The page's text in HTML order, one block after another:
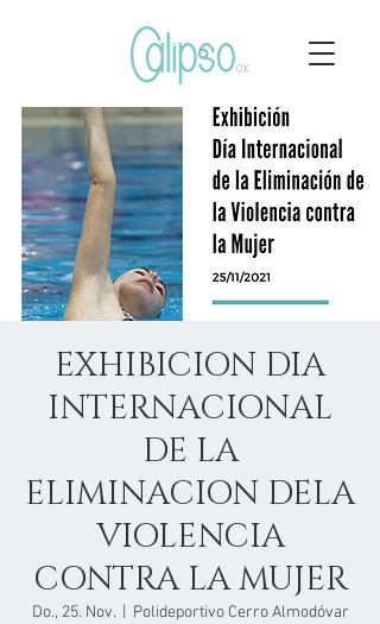
EXHIBICION DIA
INTERNACIONAL
DE LA
ELIMINACION DELA
VIOLENCIA
CONTRA LA MUJER
Do., 25. Nov.
  |
Polideportivo Cerro Almodóvar